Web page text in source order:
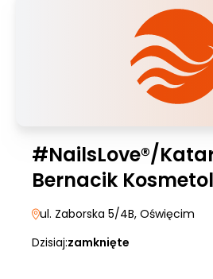
#NailsLove®/
Bernacik
ul. Zaborska 5/4B, Oświęcim
Dzisiaj:zamknięte